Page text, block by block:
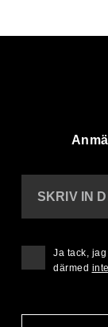
SKRIV IN
Ja tack,
därmed